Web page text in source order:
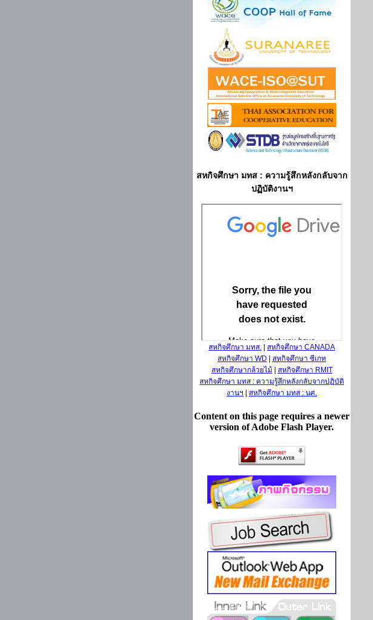
สหกิจศึกษา มทส : ความรู้สึกหลังกลับจาก
ปฏิบัติงานฯ
สหกิจศึกษา มทส.
สหกิจศึกษา CANADA
สหกิจศึกษา WD
สหกิจศึกษา ซีเกท
สหกิจศึกษากล้วยไม้
สหกิจศึกษา RMIT
สหกิจศึกษา มทส : ความรู้สึกหลังกลับจากปฏิบัติ
งานฯ
สหกิจศึกษา มทส : นศ.
Content on this page requires a newer
version of Adobe Flash Player.